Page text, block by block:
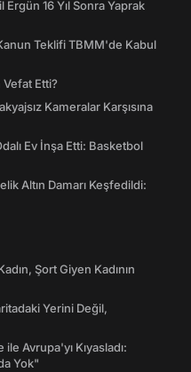
Ergün 16 Yıl Sonra Yaprak
Teklifi TBMM'de Kabul
Etti?
Kameralar Karşısına
Ev İnşa Etti: Basketbol
Altın Damarı Keşfedildi:
Şort Giyen Kadının
Yerini Değil,
Avrupa'yı Kıyasladı:
Yok"